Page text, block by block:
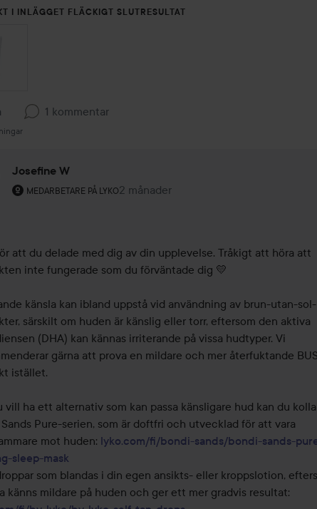
I INLÄGGET FLÄCKIGT SLUTRESULTAT
1 kommentar
Josefine W
MEDARBETARE PÅ LYKO
Användarens roll: Medarbetare på Lyko.
2 månader
Kommentaren lades 2 månader
att du delade med dig av din upplevelse. Tråkigt att höra att
inte fungerade som du förväntade dig 💛
känsla kan ibland uppstå vid användning av brun-utan-sol-
särskilt om huden är känslig eller torr, eftersom den aktiva
(DHA) kan kännas irriterande på vissa hudtyper. Vi
gärna att prova en mildare och mer återfuktande
istället.
vill ha ett alternativ som kan passa känsligare hud kan du
Pure-serien, som är doftfri och utvecklad för att vara
mot huden: lyko.com/fi/bondi-sands/bondi-sands-
sleep-mask
som blandas i din egen ansikts- eller kroppslotion,